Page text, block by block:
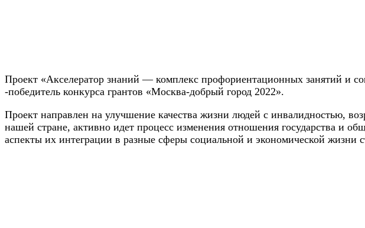
Проект «Акселератор знаний — комплекс профориентационных занятий и
-победитель конкурса грантов «Москва-добрый город 2022».
Проект направлен на улучшение качества жизни людей с инвалидностью,
нашей стране, активно идет процесс изменения отношения государства и
аспекты их интеграции в разные сферы социальной и экономической